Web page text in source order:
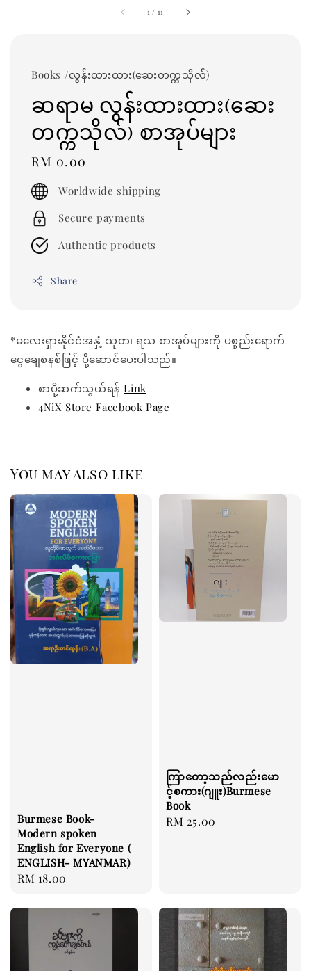
1 / 11
Books /လွန်းထားထား(ဆေးတက္ကသိုလ်)
ဆရာမ လွန်းထားထား(ဆေး
တက္ကသိုလ်) စာအုပ်များ
Regular
price
RM 0.00
Worldwide shipping
Secure payments
Authentic products
Share
*မလေးရှားနိုင်ငံအနှံ့ သုတ၊ ရသ စာအုပ်များကို ပစ္စည်းရောက်
ငွေချေစနစ်ဖြင့် ပို့ဆောင်ပေးပါသည်။
စာပို့ဆက်သွယ်ရန်Link
4NiX Store Facebook Page
You may also like
Burmese Book-
Modern spoken
English for Everyone (
ENGLISH- MYANMAR)
Regular
RM 18.00
ကြာတော့သည်လည်းမော
င့်စကား(ဂျူး)Burmese
Book
Regular
RM 25.00